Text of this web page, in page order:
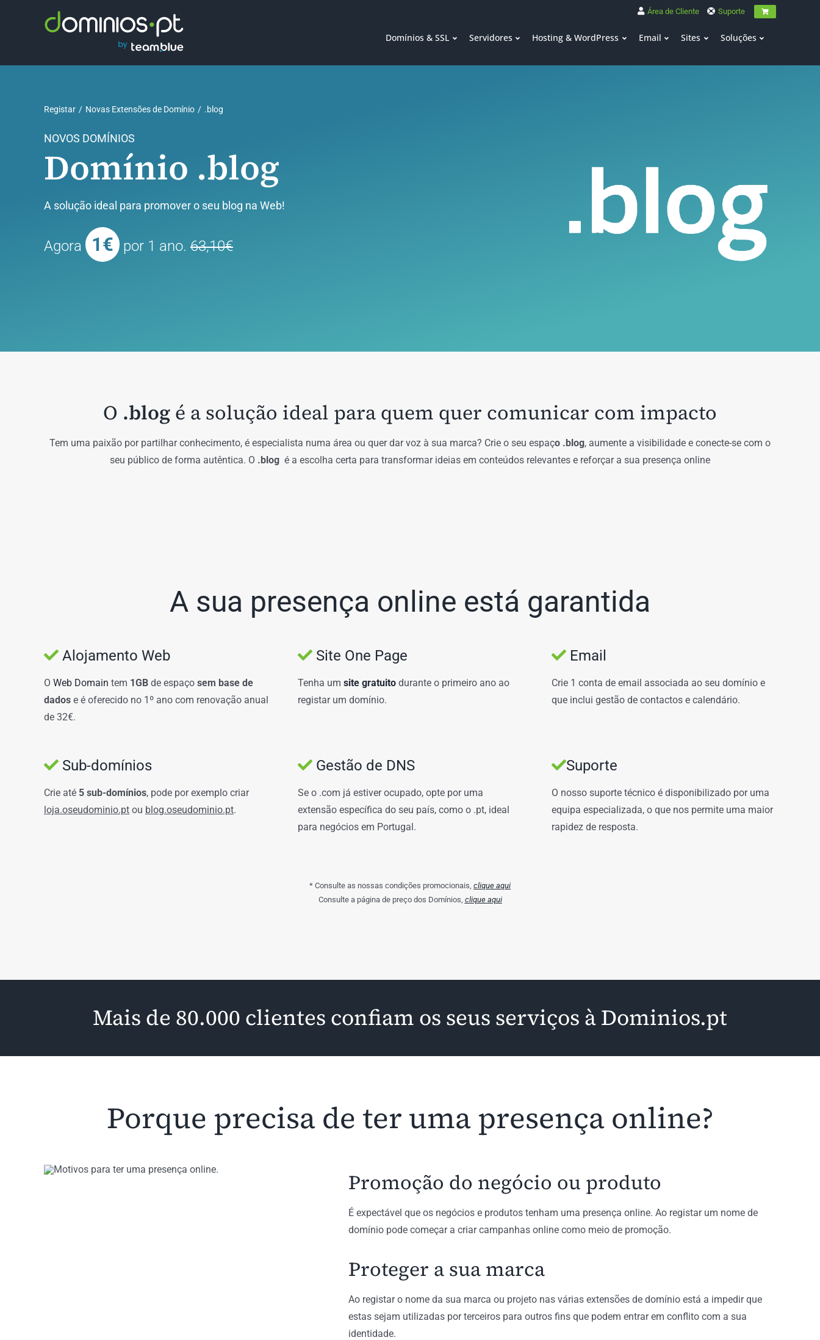
Área de Cliente Suporte
Domínios & SSL Servidores Hosting & WordPress Email Sites Soluções
Registar Novas Extensões de Domínio .blog
NOVOS DOMÍNIOS
Domínio .blog
A solução ideal para promover o seu blog na Web!
Agora 1€ por 1 ano. 63,10€
O .blog é a solução ideal para quem quer comunicar com impacto
Tem uma paixão por partilhar conhecimento, é especialista numa área ou quer dar voz à sua marca? Crie o seu espaço .blog, aumente a visibilidade e conecte-se com o
seu público de forma autêntica. O .blog é a escolha certa para transformar ideias em conteúdos relevantes e reforçar a sua presença online
A sua presença online está garantida
Alojamento Web
O Web Domain tem 1GBde espaço sem base de
dadose é oferecido no 1º ano com renovação anual
de 32€.
Site One Page
Tenha um site gratuitodurante o primeiro ano ao
registar um domínio.
Email
Crie 1 conta de email associada ao seu domínio e
que inclui gestão de contactos e calendário.
Sub-domínios
Crie até 5 sub-domínios, pode por exemplo criar
loja.oseudominio.ptou blog.oseudominio.pt.
Gestão de DNS
Se o .com já estiver ocupado, opte por uma
extensão específica do seu país, como o .pt, ideal
para negócios em Portugal.
Suporte
O nosso suporte técnico é disponibilizado por uma
equipa especializada, o que nos permite uma maior
rapidez de resposta.
* Consulte as nossas condições promocionais, clique aqui
Consulte a página de preço dos Domínios, clique aqui
Mais de 80.000 clientes confiam os seus serviços à Dominios.pt
Porque precisa de ter uma presença online?
Promoção do negócio ou produto
É expectável que os negócios e produtos tenham uma presença online. Ao registar um nome de
domínio pode começar a criar campanhas online como meio de promoção.
Proteger a sua marca
Ao registar o nome da sua marca ou projeto nas várias extensões de domínio está a impedir que
estas sejam utilizadas por terceiros para outros fins que podem entrar em conflito com a sua
identidade.